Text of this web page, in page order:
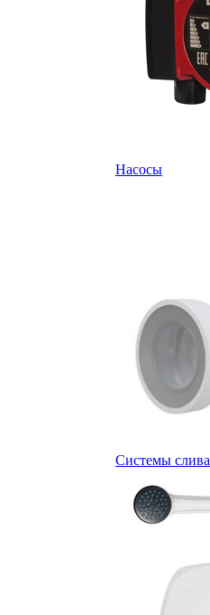
Насосы
Системы слива